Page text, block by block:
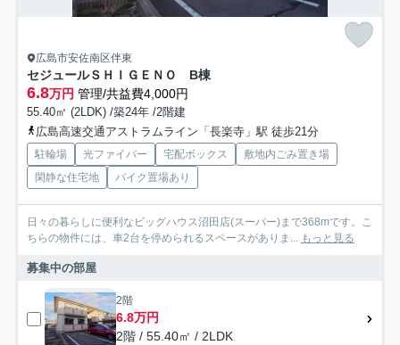
広島市安佐南区伴東
セジュールＳＨＩＧＥＮＯ B棟
6.8万円 管理/共益費4,000円
55.40㎡ (2LDK) /築24年 /2階建
広島高速交通アストラムライン「長楽寺」駅 徒歩21分
駐輪場 光ファイバー 宅配ボックス
敷地内ごみ置き場
閑静な住宅地
バイク置場あり
日々の暮らしに便利なビッグハウス沼田店(スーパー)まで368mです。こ
ちらの物件には、車2台を停められるスペースがありま... もっと見る
募集中の部屋
2階
6.8万円
2階 / 55.40㎡ / 2LDK